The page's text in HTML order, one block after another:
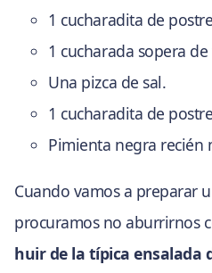
1 cucharadita de
1 cucharada sopera
Una pizca de sal.
1 cucharadita de
Pimienta negra recién
Cuando vamos a preparar
procuramos no aburrirnos
huir de la típica ensalada